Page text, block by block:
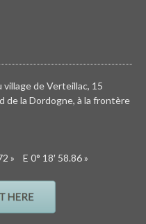
de Verteillac, 15
de la Dordogne, à la frontère
» E 0° 18′ 58.86 »